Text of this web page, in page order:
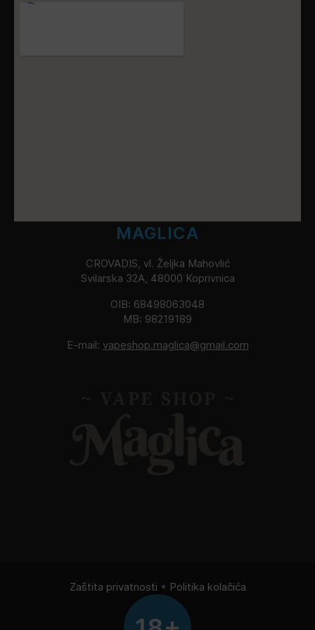
MAGLICA
CROVADIS, vl. Željka Mahovlić
Svilarska 32A, 48000 Koprivnica
OIB: 68498063048
MB: 98219189
E-mail: vapeshop.maglica@gmail.com
Zaštita privatnosti • Politika kolačića